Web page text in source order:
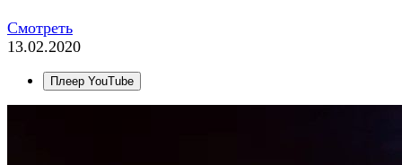
Смотреть
13.02.2020
Плеер YouTube